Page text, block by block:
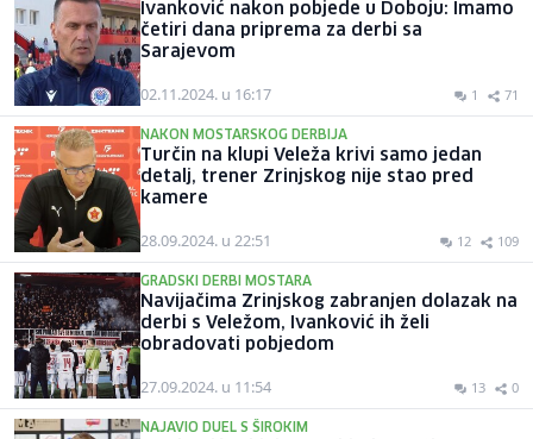
Ivanković nakon pobjede u Doboju: Imamo
četiri dana priprema za derbi sa
Sarajevom
02.11.2024. u 16:17 1 71
NAKON MOSTARSKOG DERBIJA
Turčin na klupi Veleža krivi samo jedan
detalj, trener Zrinjskog nije stao pred
kamere
28.09.2024. u 22:51 12 109
GRADSKI DERBI MOSTARA
Navijačima Zrinjskog zabranjen dolazak na
derbi s Veležom, Ivanković ih želi
obradovati pobjedom
27.09.2024. u 11:54 13 0
NAJAVIO DUEL S ŠIROKIM